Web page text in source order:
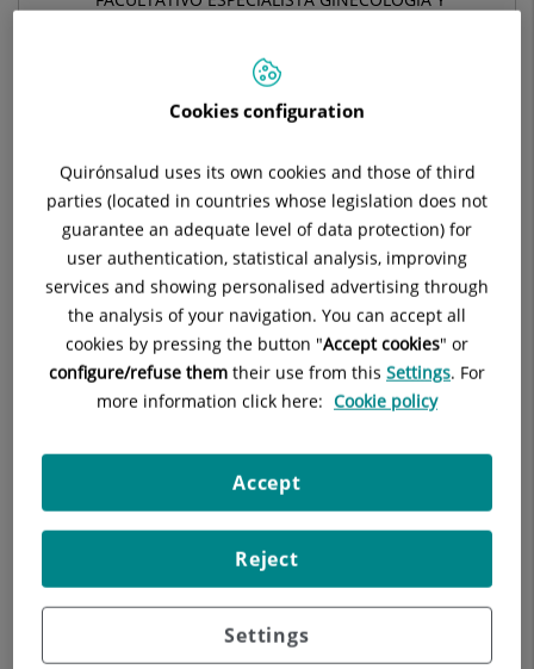
GINECOLOGÍA Y OBSTETRICIA
Hospital Universitario Ruber Juan Bravo
C/ Juan Bravo, 39 y 49
28006 Madrid
910 687 999
Hospital Quirónsalud San José
28002 Madrid
Cookies configuration
Quirónsalud uses its own cookies and those of third
parties (located in countries whose legislation does not
guarantee an adequate level of data protection) for
user authentication, statistical analysis, improving
services and showing personalised advertising through
the analysis of your navigation. You can accept all
cookies by pressing the button "Accept cookies" or
configure/refuse them their use from this Settings. For
more information click here: Cookie policy
Settings
Reject
Accept